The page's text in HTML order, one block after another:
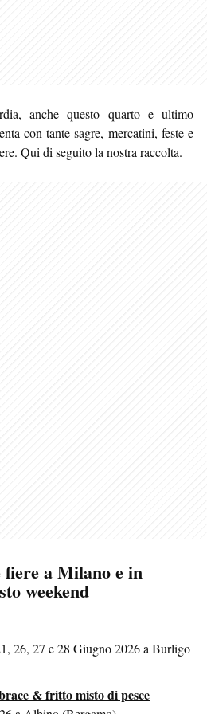
anche questo quarto e ultimo
con tante sagre, mercatini, feste e
Qui di seguito la nostra raccolta.
a Milano e in
weekend
26, 27 e 28 Giugno 2026 a Burligo
& fritto misto di pesce